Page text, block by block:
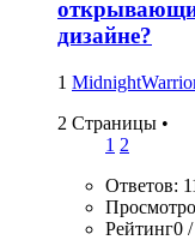
дизайне?
1
2 Страницы •
1 2
Ответов:
Рейтинг0